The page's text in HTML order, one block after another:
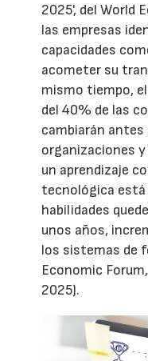
2025', del World
las empresas
capacidades
acometer su
mismo tiempo,
del 40% de las
cambiarán antes
organizaciones
un aprendizaje
tecnológica está
habilidades
unos años,
los sistemas de
Economic
2025).